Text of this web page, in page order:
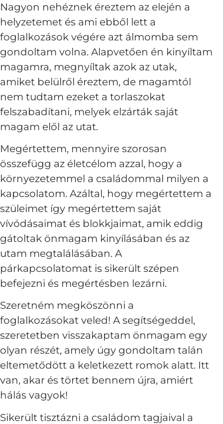
Nagyon nehéznek éreztem az elején a
helyzetemet és ami ebből lett a
foglalkozások végére azt álmomba sem
gondoltam volna. Alapvetően én kinyíltam
magamra, megnyíltak azok az utak,
amiket belülről éreztem, de magamtól
nem tudtam ezeket a torlaszokat
felszabadítani, melyek elzárták saját
magam elől az utat.
Megértettem, mennyire szorosan
összefügg az életcélom azzal, hogy a
környezetemmel a családommal milyen a
kapcsolatom. Azáltal, hogy megértettem a
szüleimet így megértettem saját
vívódásaimat és blokkjaimat, amik eddig
gátoltak önmagam kinyílásában és az
utam megtalálásában. A
párkapcsolatomat is sikerült szépen
befejezni és megértésben lezárni.
Szeretném megköszönni a
foglalkozásokat veled! A segítségeddel,
szeretetben visszakaptam önmagam egy
olyan részét, amely úgy gondoltam talán
eltemetődött a keletkezett romok alatt. Itt
van, akar és törtet bennem újra, amiért
hálás vagyok!
Sikerült tisztázni a családom tagjaival a